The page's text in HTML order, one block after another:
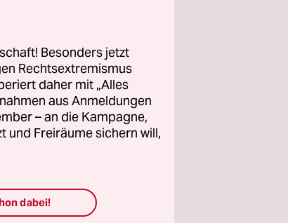
Besonders jetzt
Rechtsextremismus
daher mit „Alles
aus Anmeldungen
– an die Kampagne,
und Freiräume sichern will,
dabei!